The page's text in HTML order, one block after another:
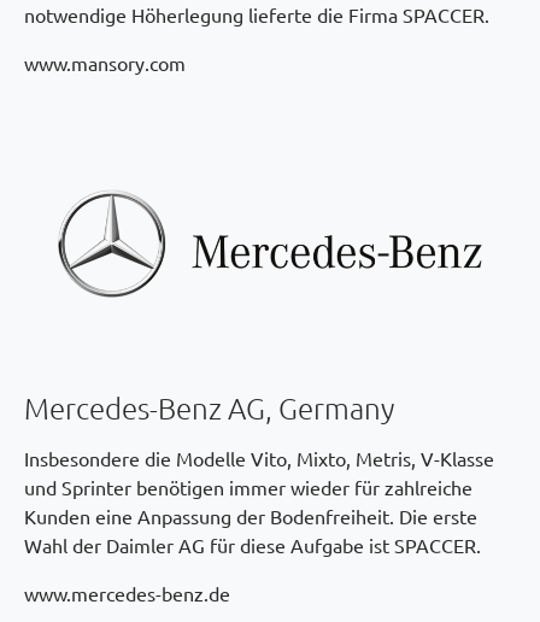
notwendige Höherlegung lieferte die Firma SPACCER.
www.mansory.com
Mercedes-Benz AG, Germany
Insbesondere die Modelle Vito, Mixto, Metris, V-Klasse
und Sprinter benötigen immer wieder für zahlreiche
Kunden eine Anpassung der Bodenfreiheit. Die erste
Wahl der Daimler AG für diese Aufgabe ist SPACCER.
www.mercedes-benz.de